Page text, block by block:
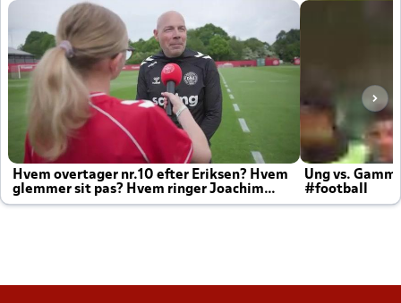
Hvem overtager nr.10 efter Eriksen? Hvem
glemmer sit pas? Hvem ringer Joachim
altid til efter kampe?
Ung vs.
#football